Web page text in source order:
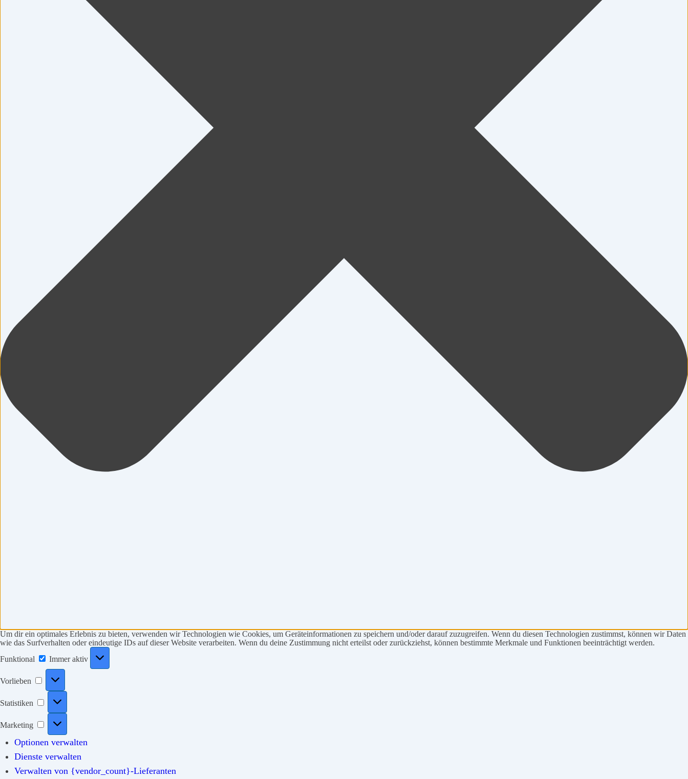
Um dir ein optimales Erlebnis zu bieten, verwenden wir Technologien wie Cookies, um Geräteinformationen zu speichern und/oder darauf zuzugreifen. Wenn du diesen Technologien zustimmst, können wir Daten
wie das Surfverhalten oder eindeutige IDs auf dieser Website verarbeiten. Wenn du deine Zustimmung nicht erteilst oder zurückziehst, können bestimmte Merkmale und Funktionen beeinträchtigt werden.
Funktional
Immer aktiv
Vorlieben
Vorlieben
Statistiken
Statistiken
Marketing
Marketing
Optionen verwalten
Dienste verwalten
Verwalten von {vendor_count}-Lieferanten